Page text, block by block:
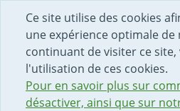
Ce site utilise des cookies
une expérience optimale de
continuant de visiter ce site,
l'utilisation de ces cookies.
Pour en savoir plus sur
désactiver, ainsi que sur
DÉBUT DU CONTENU DE LA
ACCÈS AU CHAMP DE
PAGE D'ACCUEIL
FORMULAIRE DE CONTACT